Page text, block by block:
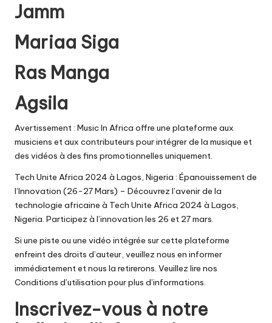
Jamm
Mariaa Siga
Ras Manga
Agsila
Avertissement : Music In Africa offre une plateforme aux
musiciens et aux contributeurs pour intégrer de la musique et
des vidéos à des fins promotionnelles uniquement.
Tech Unite Africa 2024 à Lagos, Nigeria : Épanouissement de
l’Innovation (26-27 Mars) – Découvrez l’avenir de la
technologie africaine à Tech Unite Africa 2024 à Lagos,
Nigeria. Participez à l’innovation les 26 et 27 mars.
Si une piste ou une vidéo intégrée sur cette plateforme
enfreint des droits d’auteur, veuillez nous en informer
immédiatement et nous la retirerons. Veuillez lire nos
Conditions d’utilisation pour plus d’informations.
Inscrivez-vous à notre